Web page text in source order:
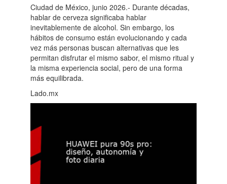
Ciudad de México, junio 2026.- Durante décadas,
hablar de cerveza significaba hablar
inevitablemente de alcohol. Sin embargo, los
hábitos de consumo están evolucionando y cada
vez más personas buscan alternativas que les
permitan disfrutar el mismo sabor, el mismo ritual y
la misma experiencia social, pero de una forma
más equilibrada.
Lado.mx